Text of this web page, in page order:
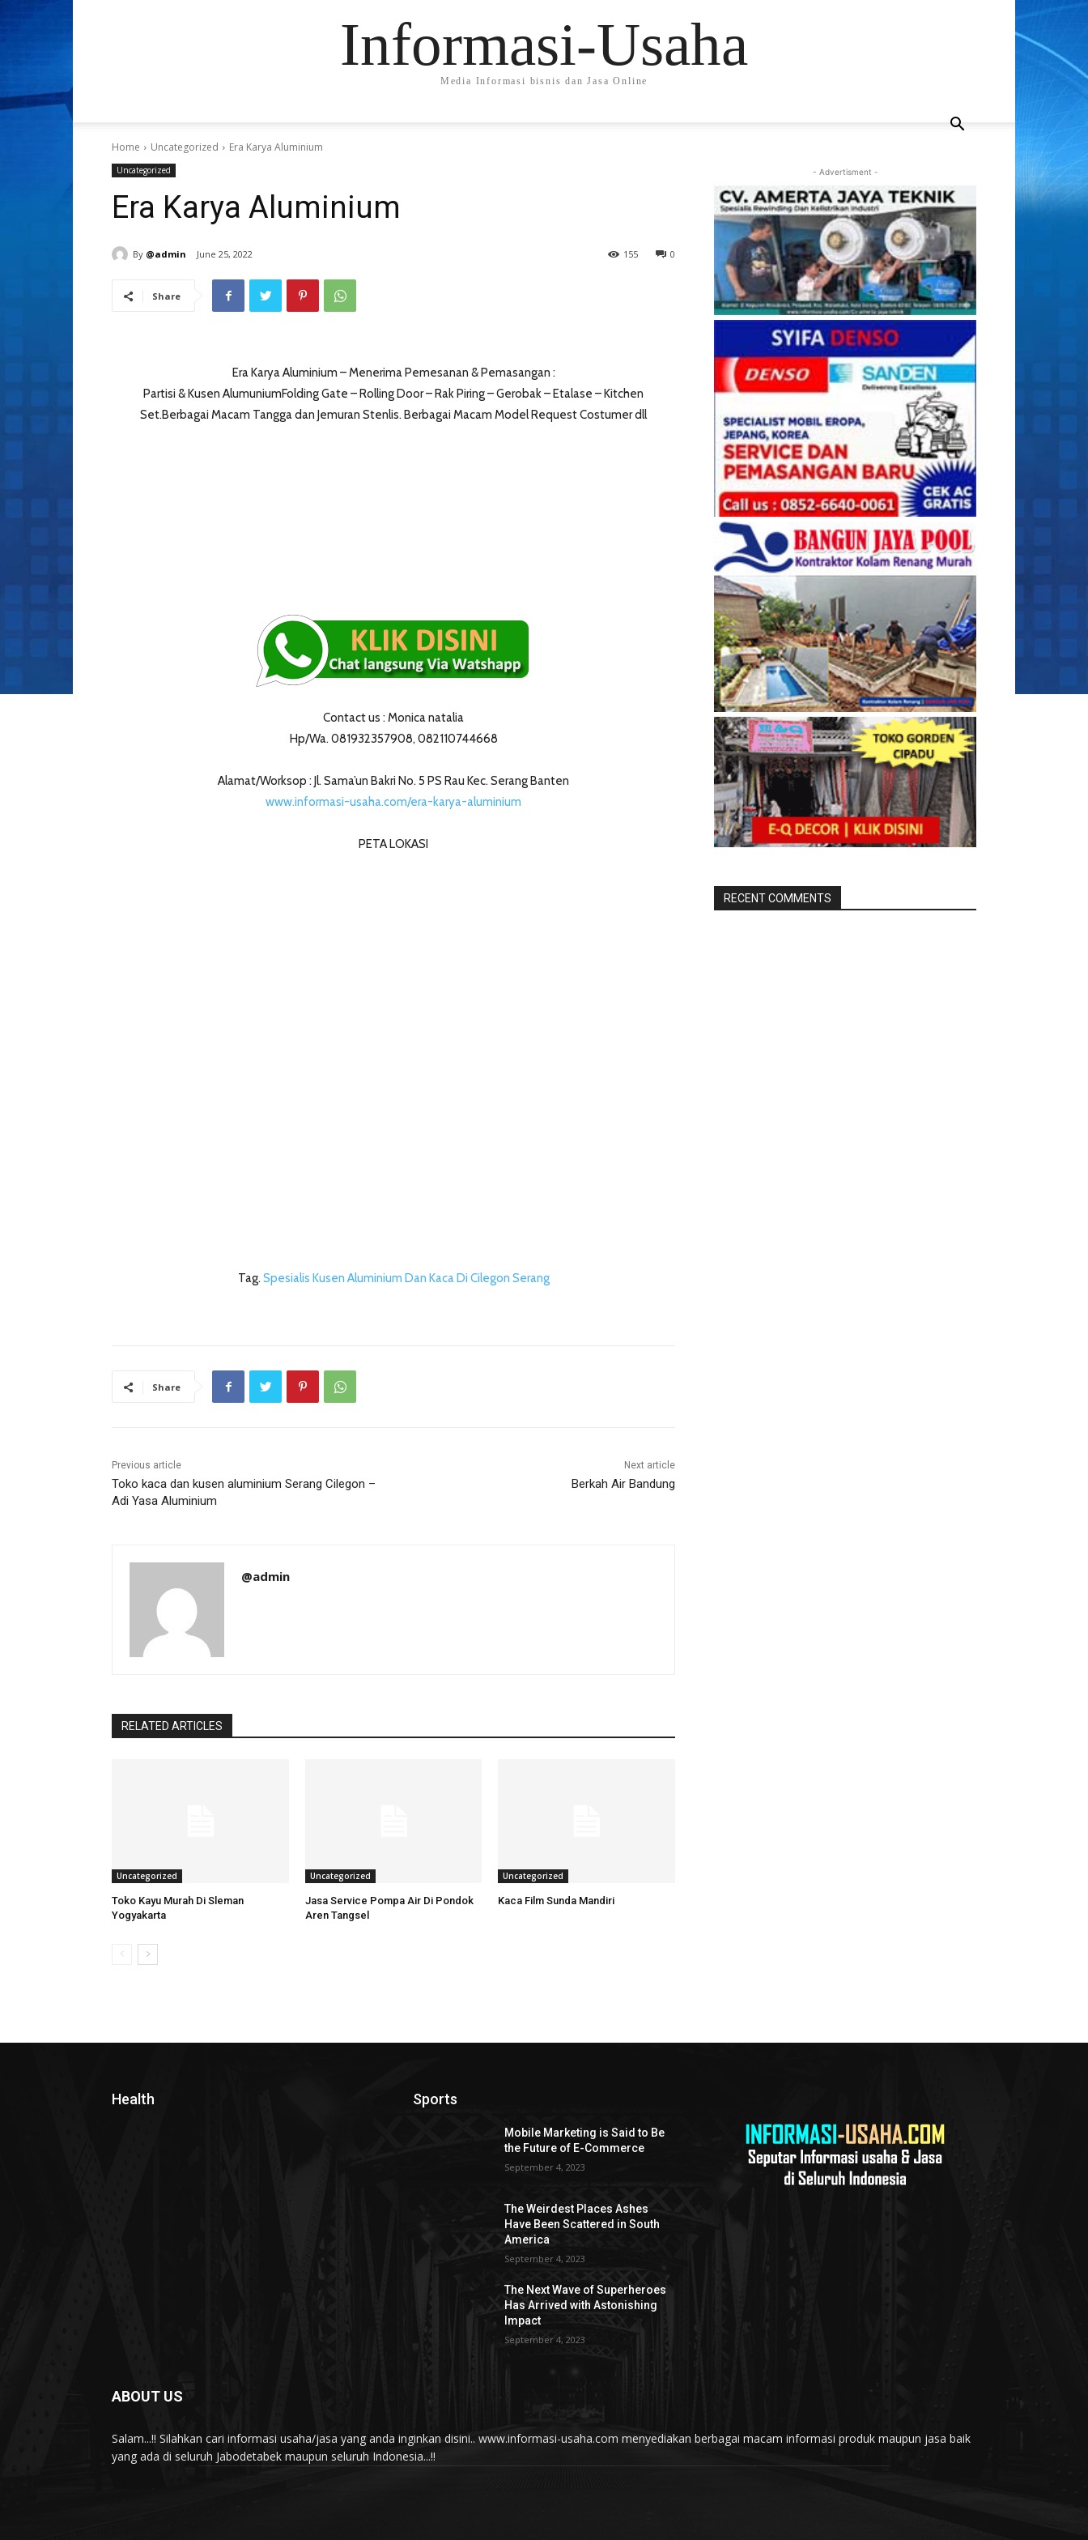
Informasi-Usaha
Media Informasi bisnis dan Jasa Online
Home Uncategorized Era Karya Aluminium
Uncategorized
Era Karya Aluminium
By @admin June 25, 2022 0
155
Share
Era Karya Aluminium – Menerima Pemesanan & Pemasangan :
Partisi & Kusen AlumuniumFolding Gate – Rolling Door – Rak Piring – Gerobak – Etalase – Kitchen
Set.Berbagai Macam Tangga dan Jemuran Stenlis. Berbagai Macam Model Request Costumer dll
Contact us : Monica natalia
Hp/Wa. 081932357908, 082110744668
Alamat/Worksop : Jl. Sama’un Bakri No. 5 PS Rau Kec. Serang Banten
www.informasi-usaha.com/era-karya-aluminium
PETA LOKASI
Tag. Spesialis Kusen Aluminium Dan Kaca Di Cilegon Serang
Share
Previous article
Toko kaca dan kusen aluminium Serang Cilegon –
Adi Yasa Aluminium
Next article
Berkah Air Bandung
@admin
RELATED ARTICLES
Uncategorized
Toko Kayu Murah Di Sleman
Yogyakarta
Uncategorized
Jasa Service Pompa Air Di Pondok
Aren Tangsel
Uncategorized
Kaca Film Sunda Mandiri
- Advertisment -
RECENT COMMENTS
Health Sports
Mobile Marketing is Said to Be
the Future of E-Commerce
September 4, 2023
The Weirdest Places Ashes
Have Been Scattered in South
America
September 4, 2023
The Next Wave of Superheroes
Has Arrived with Astonishing
Impact
September 4, 2023
ABOUT US
Salam...!! Silahkan cari informasi usaha/jasa yang anda inginkan disini.. www.informasi-usaha.com menyediakan berbagai macam informasi produk maupun jasa baik
yang ada di seluruh Jabodetabek maupun seluruh Indonesia...!!